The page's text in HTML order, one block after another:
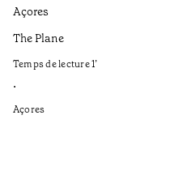
Açores
The Plane
Temps de lecture1’
•
Açores